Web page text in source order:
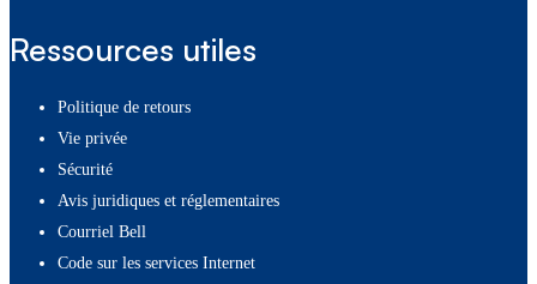
Ressources utiles
Politique de retours
Vie privée
Sécurité
Avis juridiques et réglementaires
Courriel Bell
Code sur les services Internet